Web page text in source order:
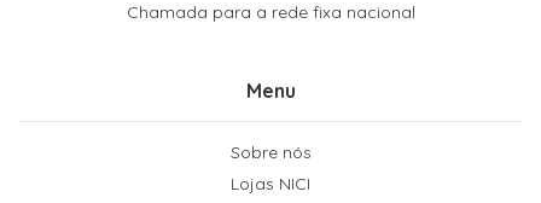
Chamada para a rede fixa nacional
Menu
Sobre nós
Lojas NICI